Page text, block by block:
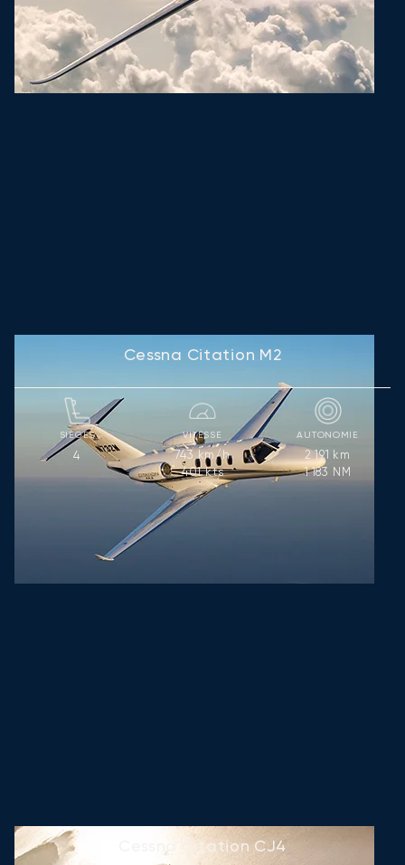
Cessna Citation M2
SIÈGES
4
VITESSE
743km/h
401kts
AUTONOMIE
2 191 km
1 183 NM
Cessna Citation CJ4